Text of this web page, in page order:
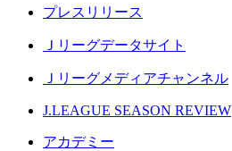
プレスリリース
Ｊリーグデータサイト
Ｊリーグメディアチャンネル
J.LEAGUE SEASON REVIEW
アカデミー